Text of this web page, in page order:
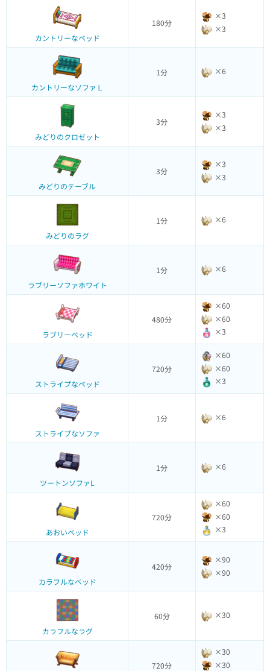
カントリーなベッド
180分
×3
×3
カントリーなソファＬ
1分 ×6
みどりのクロゼット
3分
×3
×3
みどりのテーブル
3分
×3
×3
みどりのラグ
1分 ×6
ラブリーソファホワイト
1分 ×6
ラブリーベッド
480分
×60
×60
×3
ストライプなベッド
720分
×60
×60
×3
ストライプなソファ
1分 ×6
ツートンソファL
1分 ×6
あおいベッド
720分
×60
×60
×3
カラフルなベッド
420分
×90
×90
カラフルなラグ
60分 ×30
720分
×30
×30